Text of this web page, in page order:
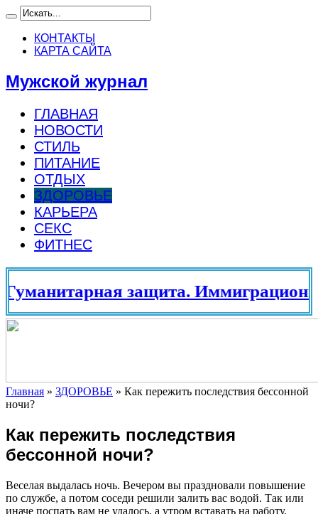
КОНТАКТЫ
КАРТА САЙТА
Мужской журнал
ГЛАВНАЯ
НОВОСТИ
СТИЛЬ
ПИТАНИЕ
ОТДЫХ
ЗДОРОВЬЕ
КАРЬЕРА
СЕКС
ФИТНЕС
защита.
Главная » ЗДОРОВЬЕ » Как пережить последствия бессонной
ночи?
Как пережить последствия
бессонной ночи?
Веселая выдалась ночь. Вечером вы праздновали повышение
по службе, а потом соседи решили залить вас водой. Так или
иначе поспать вам не удалось, а утром вставать на работу.